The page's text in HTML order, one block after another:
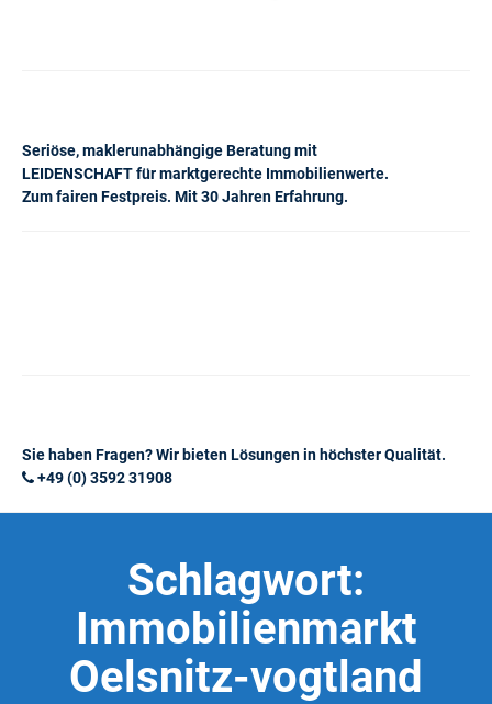
Seriöse, maklerunabhängige Beratung mit
LEIDENSCHAFT für marktgerechte Immobilienwerte.
Zum fairen Festpreis. Mit 30 Jahren Erfahrung.
Sie haben Fragen? Wir bieten Lösungen in höchster Qualität.
+49 (0) 3592 31908
Schlagwort:
Immobilienmarkt
Oelsnitz-vogtland